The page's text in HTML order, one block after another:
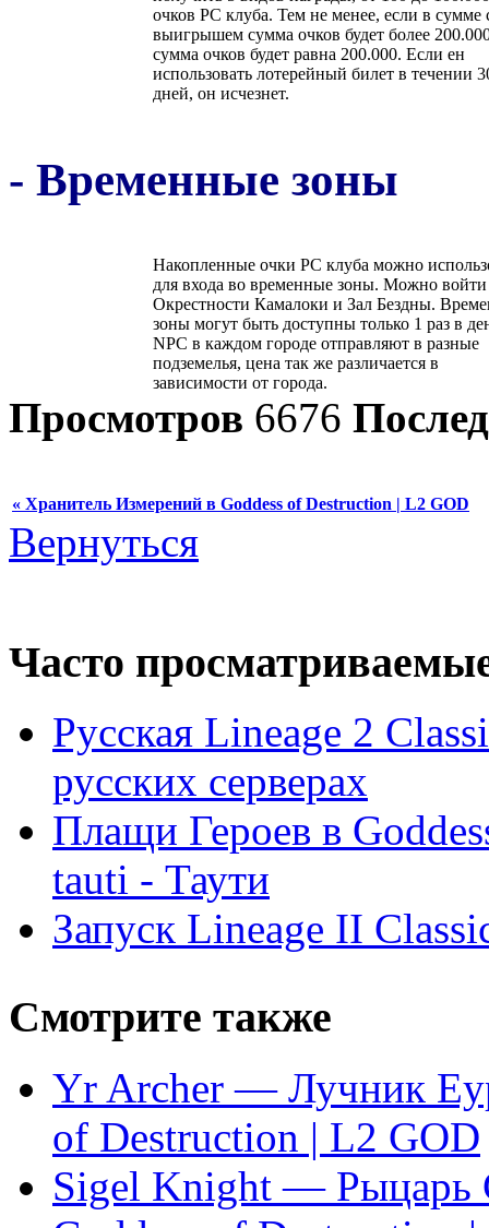
очков РС клуба. Тем не менее, если в сумме
выигрышем сумма очков будет более
сумма очков будет равна 200.000. Если ен
использовать лотерейный билет в течении
дней, он исчезнет.
- Временные зоны
Накопленные очки РС клуба можно
для входа во временные зоны. Можно
Окрестности Камалоки и Зал Бездны.
зоны могут быть доступны только 1 раз в
NPC в каждом городе отправляют в разные
подземелья, цена так же различается в
зависимости от города.
Просмотров 6676
« Хранитель Измерений в Goddess of Destruction | L2 GOD
Вернуться
Часто
Русская Lineage 2
русских серверах
Плащи Героев в
tauti - Таути
Запуск Lineage II
Смотрите также
Yr Archer — Лучник
of Destruction | L2 GOD
Sigel Knight — Рыцарь